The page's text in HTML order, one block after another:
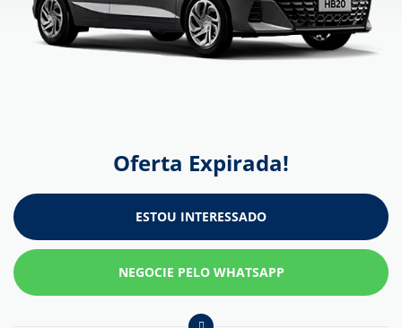
Oferta Expirada!
ESTOU INTERESSADO
NEGOCIE PELO WHATSAPP